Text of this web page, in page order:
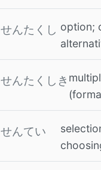
せんたくし option;
せんたくしき
せんてい